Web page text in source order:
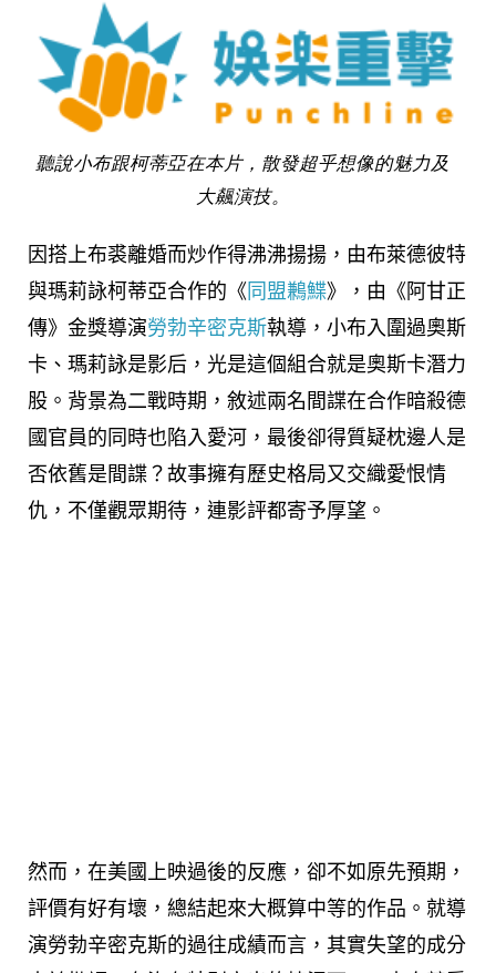
聽說小布跟柯蒂亞在本片，散發超乎想像的魅力及
大飆演技。
因搭上布裘離婚而炒作得沸沸揚揚，由布萊德彼特
與瑪莉詠柯蒂亞合作的《 同盟鶼鰈》，由《阿甘正
傳》金獎導演勞勃辛密克斯執導，小布入圍過奧斯
卡、瑪莉詠是影后，光是這個組合就是奧斯卡潛力
股。背景為二戰時期，敘述兩名間諜在合作暗殺德
國官員的同時也陷入愛河，最後卻得質疑枕邊人是
否依舊是間諜？故事擁有歷史格局又交織愛恨情
仇，不僅觀眾期待，連影評都寄予厚望。
然而，在美國上映過後的反應，卻不如原先預期，
評價有好有壞，總結起來大概算中等的作品。就導
演勞勃辛密克斯的過往成績而言，其實失望的成分